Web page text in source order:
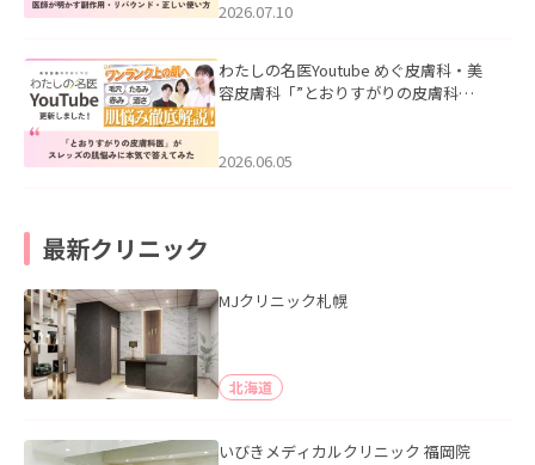
た。
2026.07.10
わたしの名医Youtube めぐ皮膚科・美
容皮膚科「”とおりすがりの皮膚科
2026.06.05
最新クリニック
MJクリニック札幌
北海道
いびきメディカルクリニック 福岡院